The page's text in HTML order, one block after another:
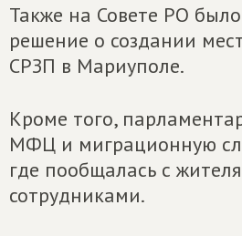
Также на Совете РО
решение о создании
СРЗП в Мариуполе.
Кроме того,
МФЦ и миграционную
где пообщалась с
сотрудниками.